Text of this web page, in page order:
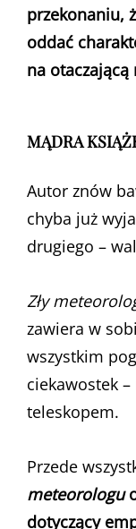
przekonaniu,
oddać
na otaczającą
MĄDRA
Autor znów
chyba już
drugiego –
Zły
zawiera w
wszystkim
ciekawostek
teleskopem.
Przede
meteorologu
dotyczący